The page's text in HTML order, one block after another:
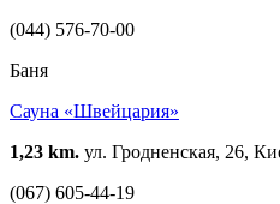
(044) 576-70-00
Баня
Сауна «Швейцария»
1,23 km. ул. Гродненская, 26,
(067) 605-44-19